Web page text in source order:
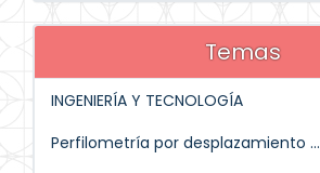
Temas
INGENIERÍA Y TECNOLOGÍA
Perfilometría por desplazamiento ...